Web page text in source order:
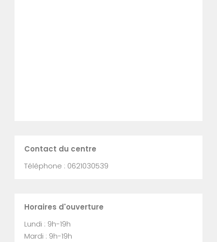
Contact du centre
Téléphone : 0621030539
Horaires d'ouverture
Lundi : 9h-19h
Mardi : 9h-19h